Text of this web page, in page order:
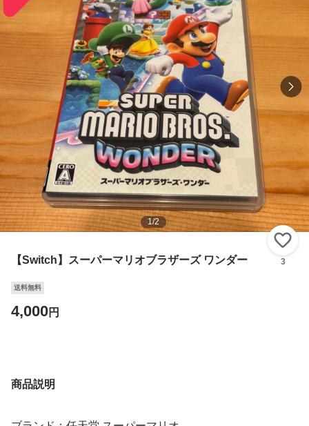
1/2
【Switch】スーパーマリオブラザーズ ワンダー 3
送料無料
4,000円
商品説明